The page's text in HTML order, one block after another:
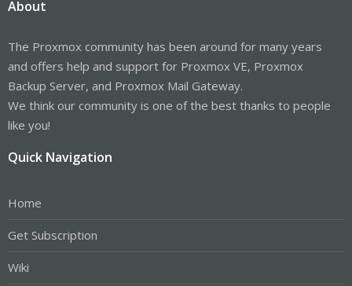
About
The Proxmox community has been around for many years
and offers help and support for Proxmox VE, Proxmox
Backup Server, and Proxmox Mail Gateway.
We think our community is one of the best thanks to people
like you!
Quick Navigation
Home
Get Subscription
Wiki